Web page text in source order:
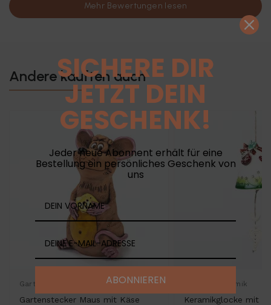
Mehr Bewertungen lesen
Andere kauften auch
Gartenkeramik
Gartenstecker Maus mit Käse
Glocken Keramik
Keramikglocke mit
SICHERE DIR
JETZT DEIN
GESCHENK!
Jeder neue Abonnent erhält für eine
Bestellung ein persönliches Geschenk von
uns
ABONNIEREN